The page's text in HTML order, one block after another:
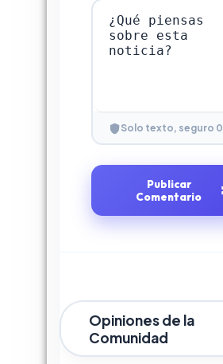
Solo texto, seguro 0
Publicar
Comentario
Opiniones de la
Comunidad